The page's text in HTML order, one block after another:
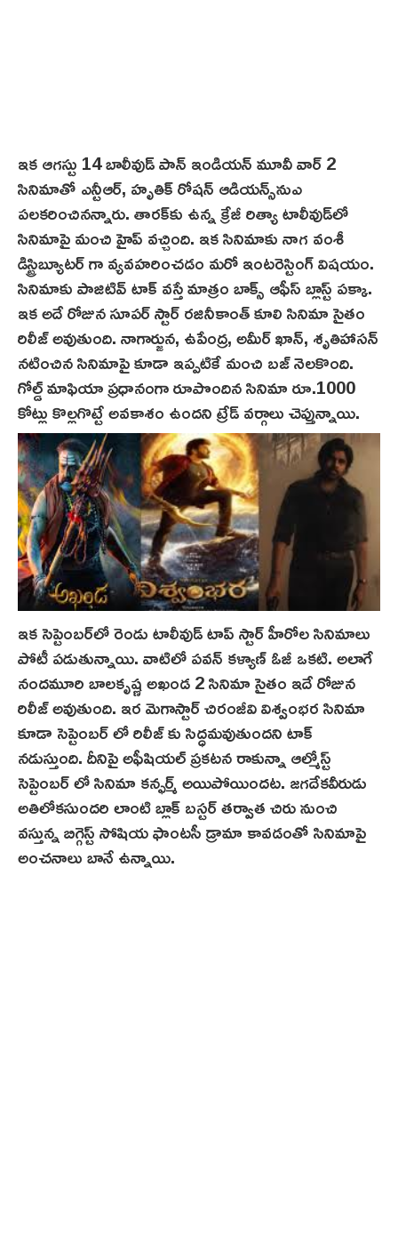
ఇక ఆగస్టు 14 బాలీవుడ్ పాన్ ఇండియన్ మూవీ వార్ 2
సినిమాతో ఎన్టీఆర్, హృతిక్ రోషన్ ఆడియన్స్‌నుఎ
పలకరించినన్నారు. తారక్‌కు ఉన్న క్రేజీ రిత్యా టాలీవుడ్‌లో
సినిమాపై మంచి హైప్ వ‌చ్చింది. ఇక సినిమాకు నాగ వంశీ
డిస్ట్రిబ్యూటర్ గా వ్యవహరించడం మరో ఇంటరెస్టింగ్ విషయం.
సినిమాకు పాజిటివ్ టాక్ వస్తే మాత్రం బాక్స్ ఆఫీస్ బ్లాస్ట్ పక్కా.
ఇక అదే రోజున సూపర్ స్టార్ రజినీకాంత్ కూలి సినిమా సైతం
రిలీజ్ అవుతుంది. నాగార్జున, ఉపేంద్ర, అమీర్ ఖాన్, శృతిహాసన్
నటించిన సినిమాపై కూడా ఇప్పటికే మంచి బ‌జ్ నెల‌కొంది.
గోల్డ్ మాఫియా ప్రధానంగా రూపొందిన సినిమా రూ.1000
కోట్లు కొల్లగొట్టే అవకాశం ఉందని ట్రేడ్ వ‌ర్గాలు చెప్తున్నాయి.
ఇక సెప్టెంబర్‌లో రెండు టాలీవుడ్ టాప్ స్టార్ హీరోల సినిమాలు
పోటీ పడుతున్నాయి. వాటిలో పవన్ కళ్యాణ్ ఓజీ ఒక‌టి. అలాగే
నందమూరి బాలకృష్ణ అఖండ 2 సినిమా సైతం ఇదే రోజున
రిలీజ్ అవుతుంది. ఇర మెగాస్టార్ చిరంజీవి విశ్వంభర సినిమా
కూడా సెప్టెంబర్ లో రిలీజ్ కు సిద్ధమవుతుందని టాక్
నడుస్తుంది. దీనిపై అఫీషియల్ ప్రక‌ట‌న‌ రాకున్నా ఆల్మోస్ట్
సెప్టెంబర్ లో సినిమా కన్ఫర్మ్ అయిపోయిందట. జగదేకవీరుడు
అతిలోకసుందరి లాంటి బ్లాక్ బస్టర్ తర్వాత చిరు నుంచి
వస్తున్న బిగ్గెస్ట్ సోషియ ఫాంటసీ డ్రామా కావడంతో సినిమాపై
అంచనాలు బానే ఉన్నాయి.